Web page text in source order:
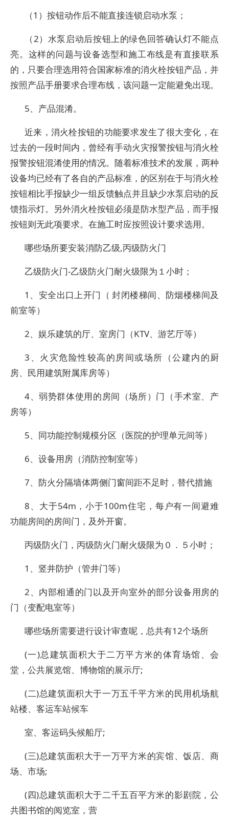
（1）按钮动作后不能直接连锁启动水泵；
（2）水泵启动后按钮上的绿色回答确认灯不能点
亮。这样的问题与设备选型和施工布线是有直接联系
的，只要合理选用符合国家标准的消火栓按钮产品，并
按照产品手册要求合理布线，该问题一定能避免出现。
5、产品混淆。
近来，消火栓按钮的功能要求发生了很大变化，在
过去的一段时间内，曾经有手动火灾报警按钮与消火栓
报警按钮混淆使用的情况。随着标准技术的发展，两种
设备均已经有了各自的产品标准，的区别在于与消火栓
按钮相比手报缺少一组反馈触点并且缺少水泵启动的反
馈指示灯。另外消火栓按钮必须是防水型产品，而手报
按钮则无此项要求。在施工时应按照设计要求选用。
哪些场所要安装消防乙级,丙级防火门
乙级防火门-乙级防火门耐火级限为１小时；
1、安全出口上开门（ 封闭楼梯间、防烟楼梯间及
前室等）
2、娱乐建筑的厅、室房门（KTV、游艺厅等）
3、火灾危险性较高的房间或场所（公建内的厨
房、民用建筑附属库房等）
4、弱势群体使用的房间（场所）门（手术室、产
房等）
5、同功能控制规模分区（医院的护理单元间等）
6、设备用房（消防控制室等）
7、防火分隔墙体两侧门窗间距不足时，替代措施
8、大于54m，小于100m住宅，每户有一间避难
功能房间的房间门，及外开窗。
丙级防火门，丙级防火门耐火级限为０．５小时；
1、竖井防护（管井门等）
2、内部相通的门以及开向室外的部分设备用房的
门（变配电室等）
哪些场所需要进行设计审查呢，总共有12个场所
(一)总建筑面积大于二万平方米的体育场馆、会
堂，公共展览馆、博物馆的展示厅;
(二)总建筑面积大于一万五千平方米的民用机场航
站楼、客运车站候车
室、客运码头候船厅;
(三)总建筑面积大于一万平方米的宾馆、饭店、商
场、市场;
(四)总建筑面积大于二千五百平方米的影剧院，公
共图书馆的阅览室，营